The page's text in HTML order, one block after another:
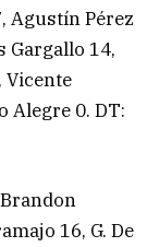
Agustín Pérez
Gargallo 14,
Vicente
Alegre 0. DT:
16, G. De